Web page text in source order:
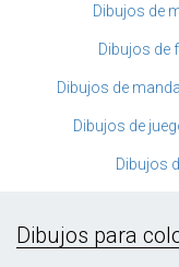
Dibujos de
Dibujos de
Dibujos de
Dibujos de
Dibujos
Dibujos para